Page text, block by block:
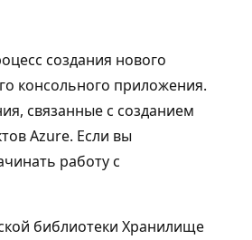
создания нового
консольного приложения.
связанные с созданием
Azure. Если вы
работу с
библиотеки Хранилище